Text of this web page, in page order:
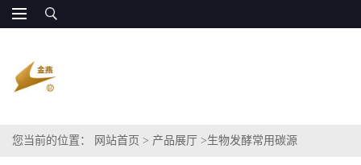
您当前的位置： 网站首页 > 产品展厅 >生物发酵常用碳源